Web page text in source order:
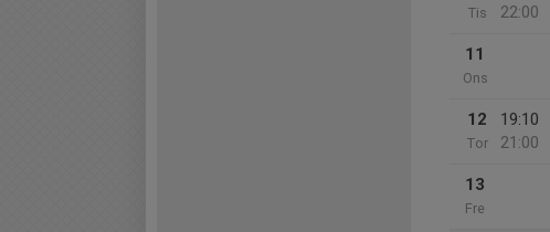
Tis
22:00
11
Ons
12
Tor
19:10
21:00
13
Fre